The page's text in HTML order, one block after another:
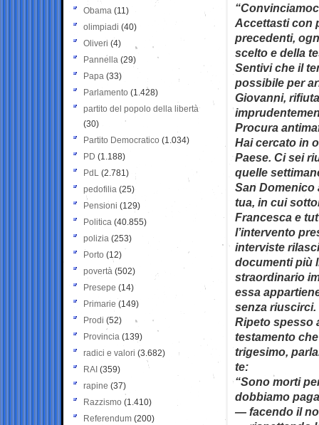
Accettasti con
precedenti,
scelto e della
Sentivi che il
possibile per
Giovanni,
Procura
Hai cercato in
Paese. Ci sei
quelle
San Domenico
tua, in cui
Francesca e
l’intervento
interviste
documenti più
straordinario
essa
senza riuscirci.
Ripeto spesso
testamento
trigesimo,
te:
“Sono morti
dobbiamo
— facendo il
Obama (11)
olimpiadi (40)
Oliveri (4)
Pannella (29)
Papa (33)
Parlamento (1.428)
partito del popolo della libertà
(30)
Partito Democratico (1.034)
PD (1.188)
PdL (2.781)
pedofilia (25)
Pensioni (129)
Politica (40.855)
polizia (253)
Porto (12)
povertà (502)
Presepe (14)
Primarie (149)
Prodi (52)
Provincia (139)
radici e valori (3.682)
RAI (359)
rapine (37)
Razzismo (1.410)
Referendum (200)